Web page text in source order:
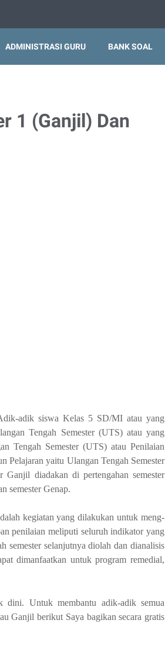
ADMINISTRASI GURU BANK SOAL
1 (Ganjil) Dan
adik siswa Kelas 5 SD/MI atau yang
Tengah Semester (UTS) atau yang
Tengah Semester (UTS) atau Penilaian
Pelajaran yaitu Ulangan Tengah Semester
Ganjil diadakan di pertengahan semester
semester Genap.
kegiatan yang dilakukan untuk meng­
penilaian meliputi seluruh indikator yang
semester selanjutnya diolah dan dianalisis
dimanfaatkan untuk program remedial,
dini. Untuk membantu adik-adik semua
Ganjil berikut Saya bagikan secara gratis